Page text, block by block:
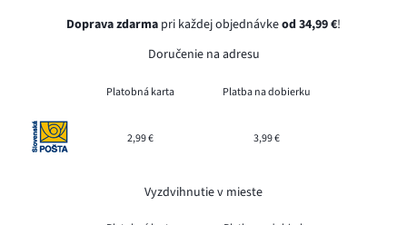
Doprava zdarma pri každej objednávkeod 34,99 €!
Doručenie na adresu
Platobná karta Platba na dobierku
2,99 € 3,99 €
Vyzdvihnutie v mieste